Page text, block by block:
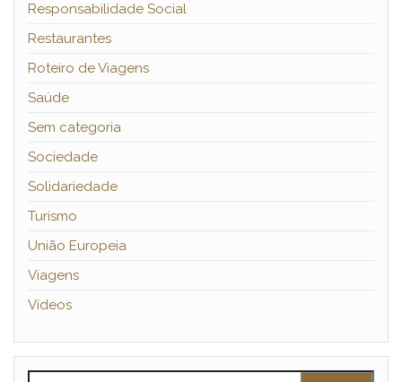
Responsabilidade Social
Restaurantes
Roteiro de Viagens
Saúde
Sem categoria
Sociedade
Solidariedade
Turismo
União Europeia
Viagens
Vídeos